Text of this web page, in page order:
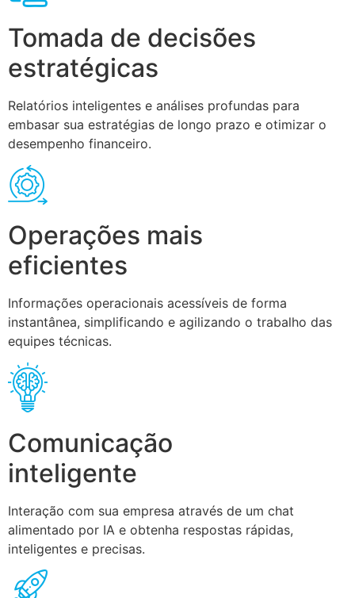
Tomada de decisões
estratégicas
Relatórios inteligentes e análises profundas para
embasar sua estratégias de longo prazo e otimizar o
desempenho financeiro.
Operações mais
eficientes
Informações operacionais acessíveis de forma
instantânea, simplificando e agilizando o trabalho das
equipes técnicas.
Comunicação
inteligente
Interação com sua empresa através de um chat
alimentado por IA e obtenha respostas rápidas,
inteligentes e precisas.